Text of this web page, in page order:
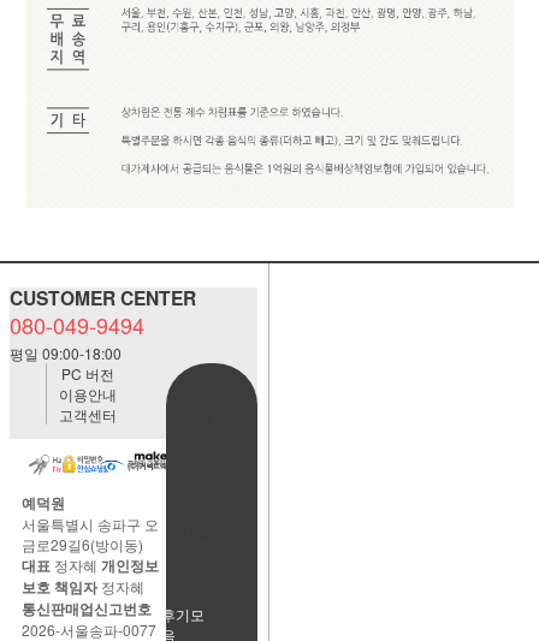
CUSTOMER CENTER
080-049-9494
평일 09:00-18:00
사용후기모
음
PC 버전
이용안내
고객센터
예덕원
서울특별시 송파구 오
금로29길6(방이동)
대표 정자혜 개인정보
보호 책임자정자혜
통신판매업신고번호
2026-서울송파-0077